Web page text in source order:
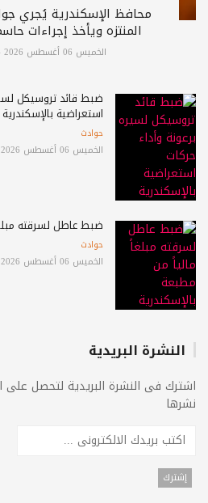
محافظ الإسكندرية يُجري
المنتزه ويأخذ إجراءات
الخميس 06 أغسطس 2026 09:24 مساءً
ضبط قائد تروسيكل
استعراضية بالإسكندرية
حوادث
الخميس 06 أغسطس 2026 08:58 مساءً
ضبط عاطل لسرقته
حوادث
الخميس 06 أغسطس 2026 08:55 مساءً
النشرة البريدية
اشترك فى النشرة البريدية لتحصل على
نشرها